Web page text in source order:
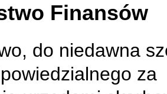
Finansów
do niedawna
za